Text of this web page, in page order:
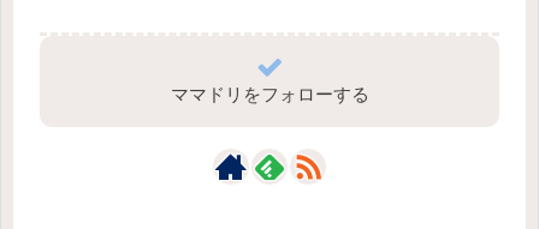
ママドリをフォローする